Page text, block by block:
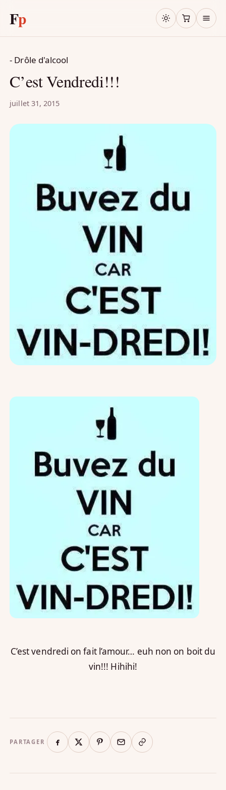
Fp
- Drôle d'alcool
C’est Vendredi!!!
juillet 31, 2015
C’est vendredi on fait l’amour… euh non on boit du
vin!!! Hihihi!
PARTAGER